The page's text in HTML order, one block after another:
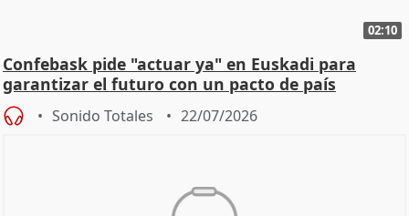
02:10
Confebask pide "actuar ya" en Euskadi para
garantizar el futuro con un pacto de país
Sonido Totales 22/07/2026